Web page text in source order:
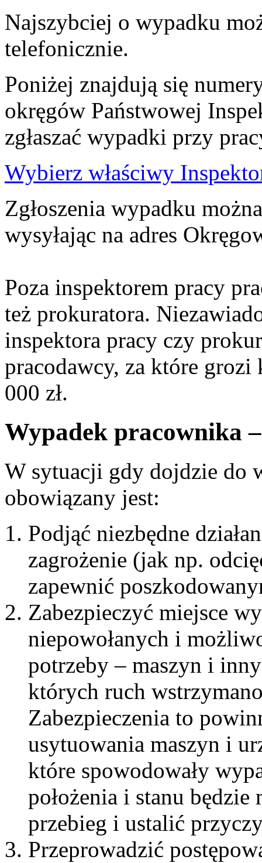
Najszybciej o wypadku
telefonicznie.
Poniżej znajdują się
okręgów Państwowej
zgłaszać wypadki przy
Wybierz właściwy
Zgłoszenia wypadku
wysyłając na adres
Poza inspektorem pracy
też prokuratora.
inspektora pracy czy
pracodawcy, za które
000 zł.
Wypadek pracownika
W sytuacji gdy dojdzie do
obowiązany jest:
Podjąć niezbędne
zagrożenie (jak np.
zapewnić
Zabezpieczyć miejsce
niepowołanych i
potrzeby – maszyn i
których ruch
Zabezpieczenia to
usytuowania maszyn i
które spowodowały
położenia i stanu
przebieg i ustalić
Przeprowadzić